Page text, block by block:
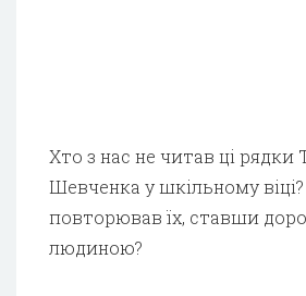
Хто з нас не читав ці рядки
Шевченка у шкільному
повторював їх, ставши
людиною?